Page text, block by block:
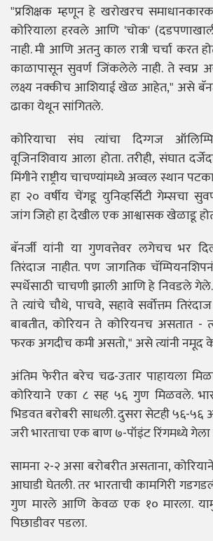
"प्रशिक्षक म्हणून हे खरोखरच
कोरियाला हरवले आणि 'चोक'
नाही. मी आणि अतनु काल रात्री चर्चा करत
काळापासून सुवर्ण जिंकलेले नाही. ते स्वप्न
लक्ष्य नक्कीच आशियाई खेळ आहेत," असे
ढाका येथून सांगितले.
कोरियाचा संघ त्यांचा दिग्गज
वूजिनशिवाय आला होता. तरीही, संघात
मिंगीने राष्ट्रीय चाचण्यांमध्ये अव्वल स्थान
हा २० वर्षीय चेंगडू युनिव्हर्सिटी गेम्सचा
जांग जिहो हा देखील एक आश्वासक खेळाडू
बॅनर्जी यांनी या गुणवत्तेवर लगेचच भर
तिरंदाज नाहीत. पण जागतिक
स्पर्धेसाठी चाचणी झाली आणि हे निवडले गेले.
ते त्यांचे चौथे, पाचवे, सहावे सर्वोत्तम
बाबतीत, कोरियन ते कोरियनच असतात -
फरक अगदीच कमी असतो," असे त्यांनी नमूद
अंतिम फेरीत बरेच चढ-उतार पाहायला
कोरियाने एका ८ सह ५६ गुण मिळवले.
भिडवत बरोबरी साधली. दुसरा सेटही ५६-५६
जरी भारताचा एक बाण ७-पॉइंट रिंगमध्ये गेला
सामना २-२ असा बरोबरीत असताना,
आघाडी घेतली. तर भारताची कामगिरी
गुण मारले आणि केवळ एक १० मारला.
पिछाडीवर पडला.